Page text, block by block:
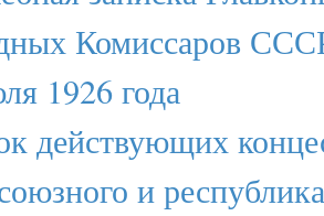
Комиссаров
1926 года
действующих
и